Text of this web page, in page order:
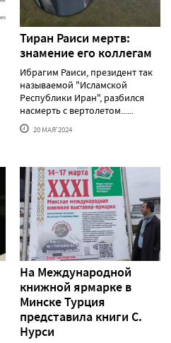
Тиран Раиси мертв:
знамение его коллегам
Ибрагим Раиси, президент так
называемой "Исламской
Республики Иран", разбился
насмерть с вертолетом......
20 МАЯ'2024
На Международной
книжной ярмарке в
Минске Турция
представила книги С.
Нурси